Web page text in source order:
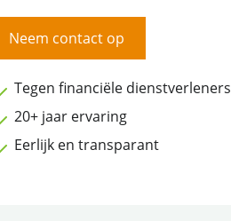
Neem contact op
Tegen financiële dienstverleners
20+ jaar ervaring
Eerlijk en transparant